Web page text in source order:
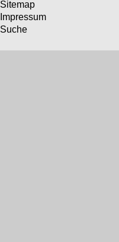
Sitemap
Impressum
Suche